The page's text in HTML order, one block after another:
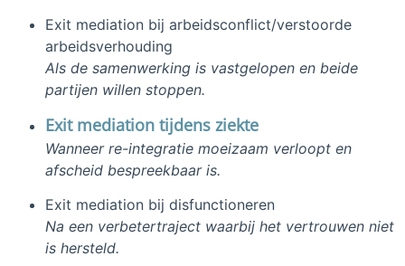
Exit mediation bij arbeidsconflict/verstoorde
arbeidsverhouding
Als de samenwerking is vastgelopen en beide
partijen willen stoppen.
Exit mediation tijdens ziekte
Wanneer re-integratie moeizaam verloopt en
afscheid bespreekbaar is.
Exit mediation bij disfunctioneren
Na een verbetertraject waarbij het vertrouwen niet
is hersteld.